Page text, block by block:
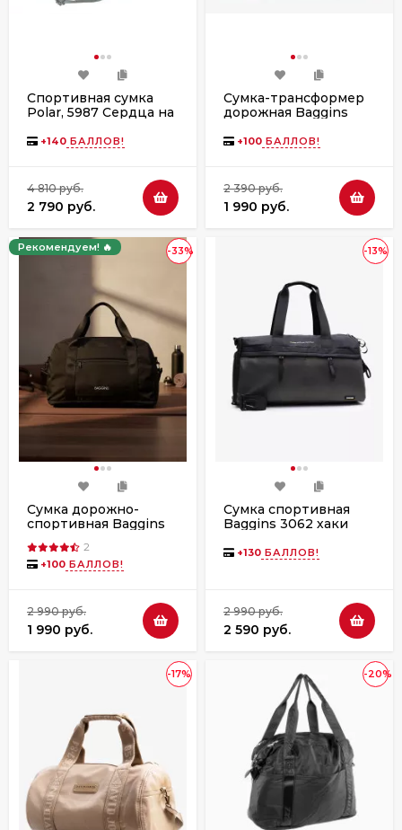
Спортивная сумка
Polar, 5987 Сердца на
+140 БАЛЛОВ!
4 810 руб.
2 790 руб.
Сумка-трансформер
дорожная Baggins
+100 БАЛЛОВ!
2 390 руб.
1 990 руб.
-33%
Рекомендуем! 🔥
Сумка дорожно-
спортивная Baggins
2
+100 БАЛЛОВ!
2 990 руб.
1 990 руб.
-13%
Сумка спортивная
Baggins 3062 хаки
+130 БАЛЛОВ!
2 990 руб.
2 590 руб.
-17% -20%